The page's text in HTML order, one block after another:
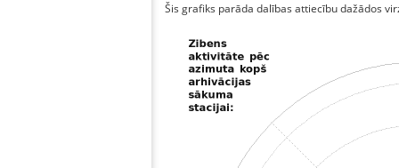
Šis grafiks parāda dalības attiecību dažādos